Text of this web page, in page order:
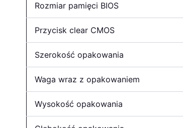
Rozmiar pamięci BIOS
Przycisk clear CMOS
Szerokość opakowania
Waga wraz z opakowaniem
Wysokość opakowania